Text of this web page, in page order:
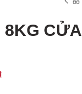
8KG CỬA
Giá